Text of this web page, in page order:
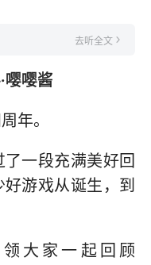
去听全文
嘤嘤酱
年。
一段充满美好回
游戏从诞生，到
大家一起回顾